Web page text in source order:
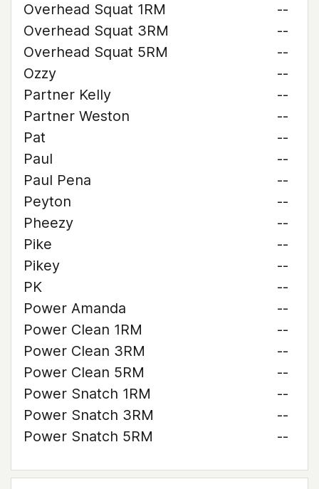
Overhead Squat 1RM
--
Overhead Squat 3RM
--
Overhead Squat 5RM
--
Ozzy
--
Partner Kelly
--
Partner Weston
--
Pat
--
Paul
--
Paul Pena
--
Peyton
--
Pheezy
--
Pike
--
Pikey
--
PK
--
Power Amanda
--
Power Clean 1RM
--
Power Clean 3RM
--
Power Clean 5RM
--
Power Snatch 1RM
--
Power Snatch 3RM
--
Power Snatch 5RM
--